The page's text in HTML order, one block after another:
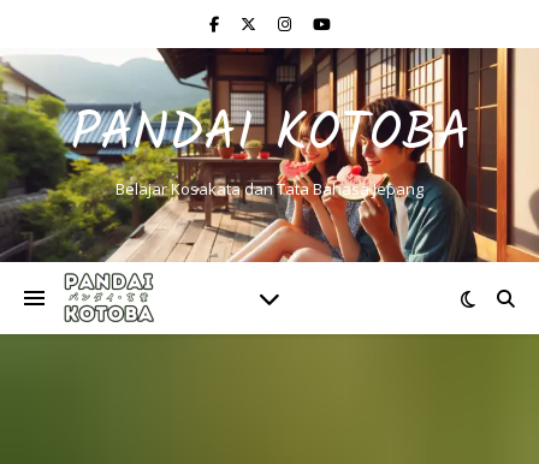
PANDAI KOTOBA
Belajar Kosakata dan Tata Bahasa Jepang